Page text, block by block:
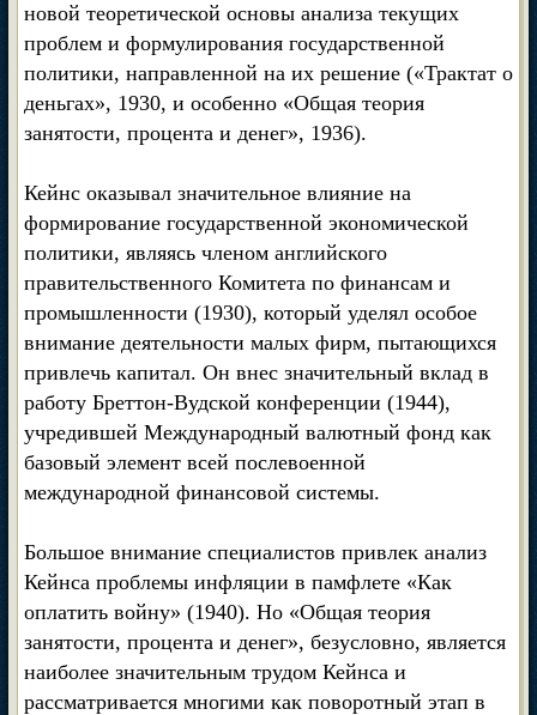
новой теоретической основы анализа текущих
проблем и формулирования государственной
политики, направленной на их решение («Трактат о
деньгах», 1930, и особенно «Общая теория
занятости, процента и денег», 1936).
Кейнс оказывал значительное влияние на
формирование государственной экономической
политики, являясь членом английского
правительственного Комитета по финансам и
промышленности (1930), который уделял особое
внимание деятельности малых фирм, пытающихся
привлечь капитал. Он внес значительный вклад в
работу Бреттон-Вудской конференции (1944),
учредившей Международный валютный фонд как
базовый элемент всей послевоенной
международной финансовой системы.
Большое внимание специалистов привлек анализ
Кейнса проблемы инфляции в памфлете «Как
оплатить войну» (1940). Но «Общая теория
занятости, процента и денег», безусловно, является
наиболее значительным трудом Кейнса и
рассматривается многими как поворотный этап в